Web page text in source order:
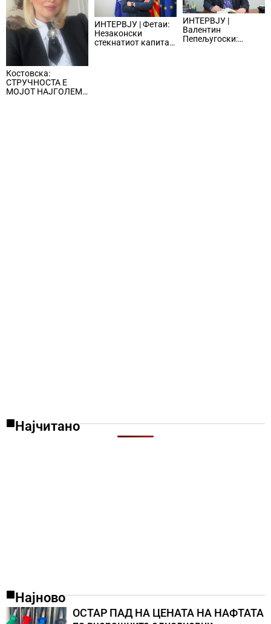
Костовска:
СТРУЧНОСТА Е
МОЈОТ НАЈГОЛЕМ
ИНТЕРВЈУ | Фетаи:
Незаконски
стекнатиот капитал
ИНТЕРВЈУ |
Валентин
Пепељугоски:
Најчитано
Најново
ОСТАР ПАД НА ЦЕНАТА НА НАФТАТА